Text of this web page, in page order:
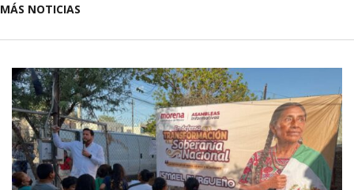
MÁS NOTICIAS